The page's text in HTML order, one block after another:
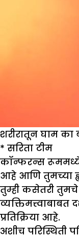
शरीरातून घाम का
* सरिता टीम
कॉन्फरन्स
आहे आणि तुमच्या
तुम्ही कसेतरी तुमचे
व्यक्तिमत्त्वाबाबत
प्रतिक्रिया आहे.
अशीच परिस्थिती